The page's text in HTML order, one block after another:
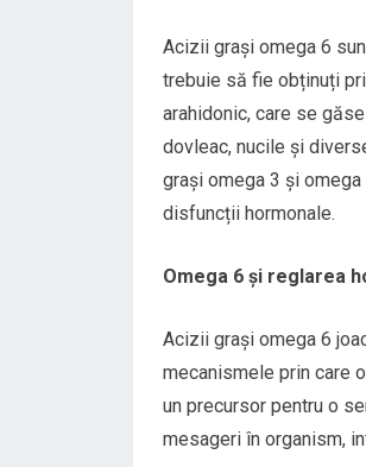
Acizii grași omega 6
trebuie să fie obținuți
arahidonic, care se
dovleac, nucile și
grași omega 3 și
disfuncții hormonale.
Omega 6 și reglarea
Acizii grași omega 6
mecanismele prin care
un precursor pentru o
mesageri în organism,